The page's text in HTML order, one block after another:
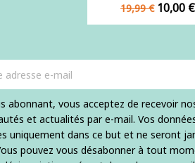
Prix
de
19,99 € Prix
10,00 €
abonnant, vous acceptez de recevoir
et actualités par e-mail. Vos
uniquement dans ce but et ne seront
pouvez vous désabonner à tout